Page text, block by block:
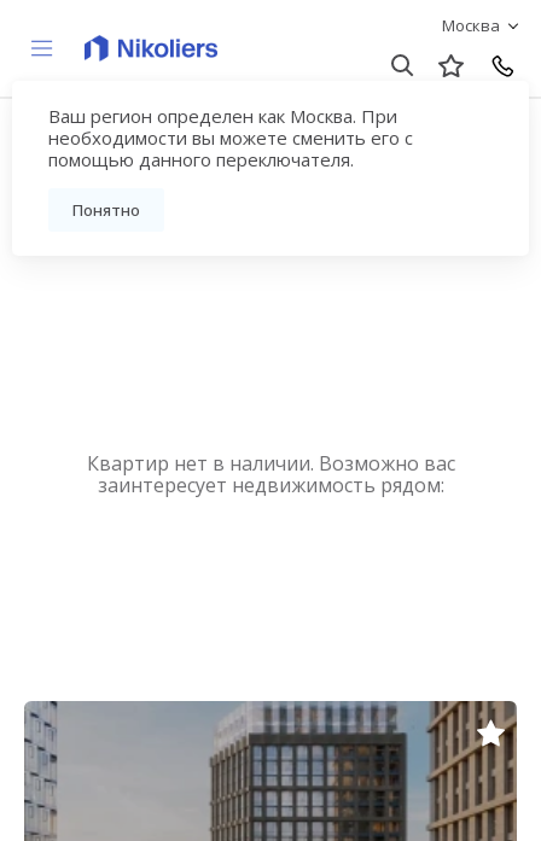
Москва
Ваш регион определен как Москва. При
необходимости вы можете сменить его с
помощью данного переключателя.
Понятно
Купить квартиру
новостройку у метро
Квартир нет в наличии. Возможно вас
заинтересует недвижимость рядом: